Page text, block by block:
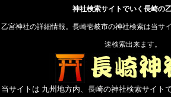
神社検索サイトでいく長崎の
乙宮神社の詳細情報。長崎壱岐市の神社検索は当サ
速検索出来ます。
当サイトは 九州地方内、長崎の神社検索サイト